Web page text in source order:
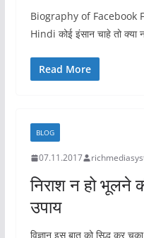
Biography of Facebook
Hindi कोई इंसान चाहे तो क्या
Read More
BLOG
07.11.2017
निराश न हो
उपाय
विज्ञान इस बात को सिद्ध कर